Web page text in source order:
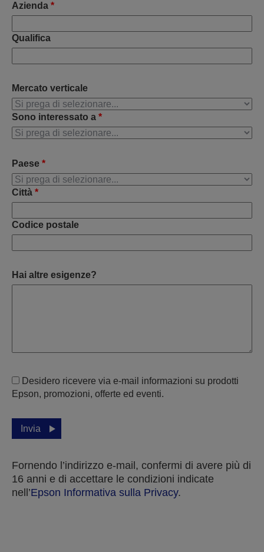
Azienda *
Qualifica
Mercato verticale
Sono interessato a *
Paese *
Città *
Codice postale
Hai altre esigenze?
Desidero ricevere via e-mail informazioni su prodotti
Epson, promozioni, offerte ed eventi.
Invia
Fornendo l’indirizzo e-mail, confermi di avere più di
16 anni e di accettare le condizioni indicate
nell’Epson Informativa sulla Privacy.